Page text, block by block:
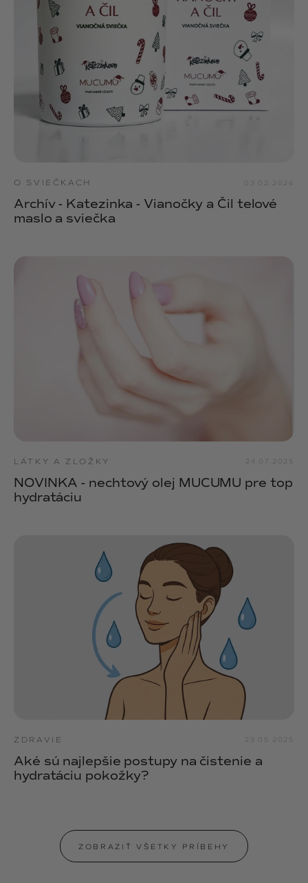
O SVIEČKACH 03.02.2026
Archív - Katezinka - Vianočky a Čil telové
maslo a sviečka
LÁTKY A ZLOŽKY 24.07.2025
NOVINKA - nechtový olej MUCUMU pre top
hydratáciu
ZDRAVIE 23.05.2025
Aké sú najlepšie postupy na čistenie a
hydratáciu pokožky?
ZOBRAZIŤ VŠETKY PRÍBEHY